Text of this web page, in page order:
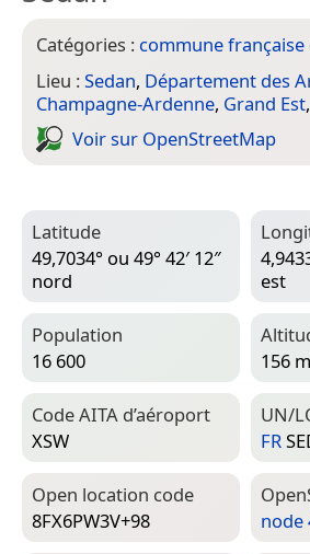
Catégories : commune française
Lieu :Sedan, Département des
Champagne-Ardenne, Grand Est,
Voir sur Open­Street­Map
Latitude
49,7034° ou 49° 42′ 12″
nord
est
Population
16 600
156
Code AITA d’aéroport
XSW
UN/
FR
Open location code
8FX6PW3V+98
node